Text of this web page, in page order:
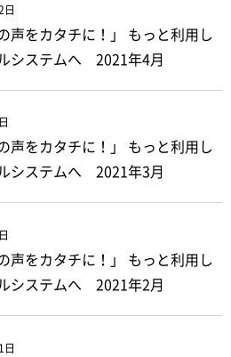
日
声をカタチに！」 もっと利用し
システムへ 2021年4月
声をカタチに！」 もっと利用し
システムへ 2021年3月
声をカタチに！」 もっと利用し
システムへ 2021年2月
日